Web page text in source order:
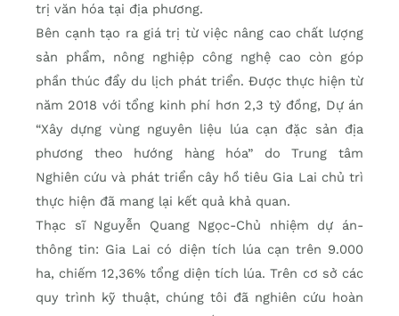
trị văn hóa tại địa phương.
Bên cạnh tạo ra giá trị từ việc nâng cao chất lượng
sản phẩm, nông nghiệp công nghệ cao còn góp
phần thúc đẩy du lịch phát triển. Được thực hiện từ
năm 2018 với tổng kinh phí hơn 2,3 tỷ đồng, Dự án
“Xây dựng vùng nguyên liệu lúa cạn đặc sản địa
phương theo hướng hàng hóa” do Trung tâm
Nghiên cứu và phát triển cây hồ tiêu Gia Lai chủ trì
thực hiện đã mang lại kết quả khả quan.
Thạc sĩ Nguyễn Quang Ngọc-Chủ nhiệm dự án-
thông tin: Gia Lai có diện tích lúa cạn trên 9.000
ha, chiếm 12,36% tổng diện tích lúa. Trên cơ sở các
quy trình kỹ thuật, chúng tôi đã nghiên cứu hoàn